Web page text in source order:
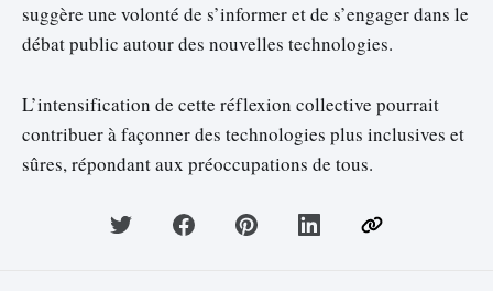
suggère une volonté de s’informer et de s’engager dans le
débat public autour des nouvelles technologies.
L’intensification de cette réflexion collective pourrait
contribuer à façonner des technologies plus inclusives et
sûres, répondant aux préoccupations de tous.